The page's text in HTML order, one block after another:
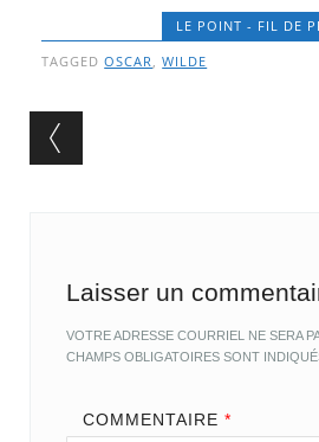
LE POINT - FIL DE
TAGGEDOSCAR,WILDE
Post navigation
Laisser un
VOTRE ADRESSE COURRIEL NE SERA
CHAMPS OBLIGATOIRES SONT
COMMENTAIRE *